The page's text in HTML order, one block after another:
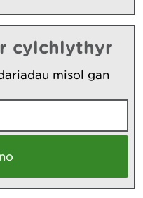
cylchlythyr
misol gan